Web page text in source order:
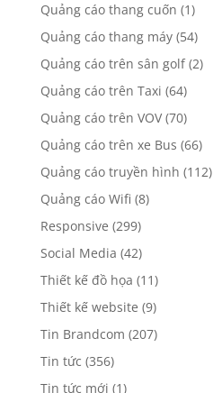
Quảng cáo thang cuốn (1)
Quảng cáo thang máy(54)
Quảng cáo trên sân golf(2)
Quảng cáo trên Taxi (64)
Quảng cáo trên VOV(70)
Quảng cáo trên xe Bus (66)
Quảng cáo truyền hình (112)
Quảng cáo Wifi (8)
Responsive (299)
Social Media (42)
Thiết kế đồ họa (11)
Thiết kế website (9)
Tin Brandcom (207)
Tin tức (356)
Tin tức mới (1)